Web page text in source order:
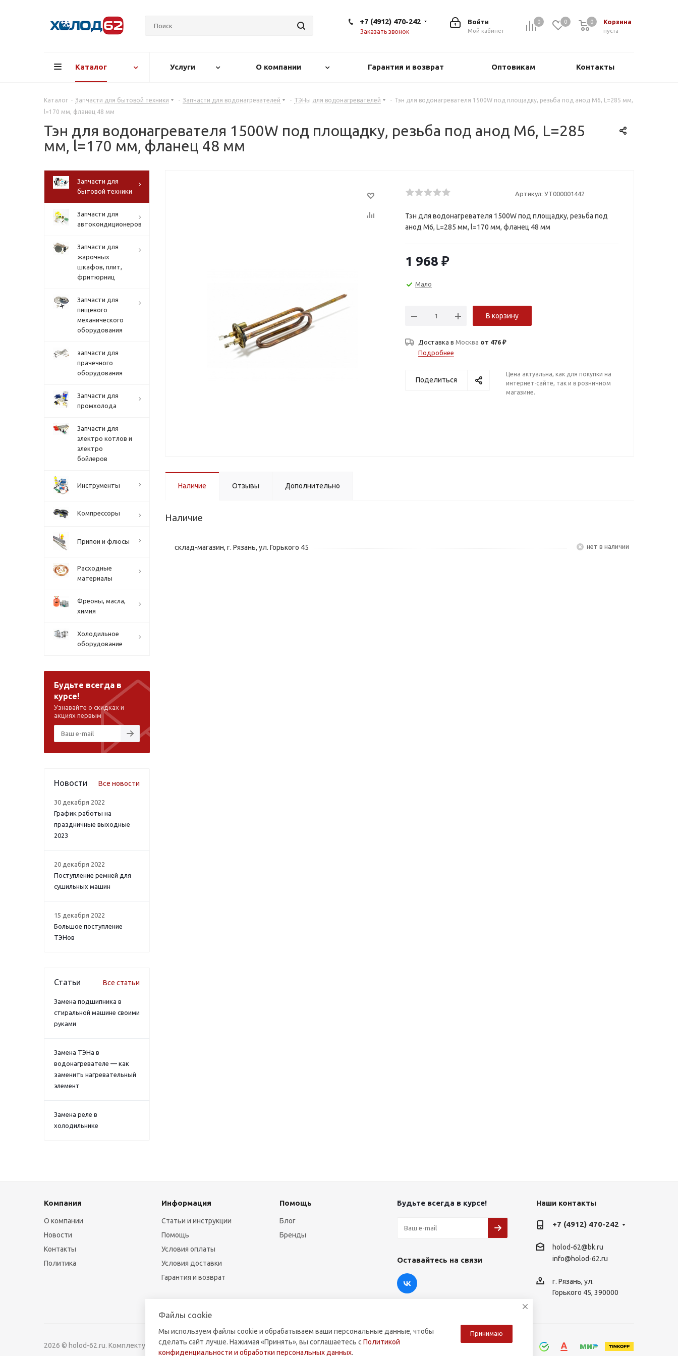
0 0 Корзина
0
пуста
0
Войти
Мой кабинет
+7 (4912) 470-242
Заказать звонок
Каталог Услуги О компании Гарантия и возврат Оптовикам Контакты
Каталог - Запчасти для бытовой техники - Запчасти для водонагревателей - ТЭНы для водонагревателей - Тэн для водонагревателя 1500W под площадку, резьба под анод М6, L=285 мм,
l=170 мм, фланец 48 мм
Тэн для водонагревателя 1500W под площадку, резьба под анод М6, L=285
мм, l=170 мм, фланец 48 мм
Артикул: УТ000001442
Тэн для водонагревателя 1500W под площадку, резьба под
анод М6, L=285 мм, l=170 мм, фланец 48 мм
1 968 ₽
Мало
В корзину
Доставка в Москва от 476 ₽
Подробнее
Поделиться
Цена актуальна, как для покупки на
интернет-сайте, так и в розничном
магазине.
Наличие Отзывы Дополнительно
Наличие
склад-магазин, г. Рязань, ул. Горького 45 Нет в наличии
Запчасти для
бытовой техники
Запчасти для
автокондиционеров
Запчасти для
жарочных
шкафов, плит,
фритюрниц
Запчасти для
пищевого
механического
оборудования
запчасти для
прачечного
оборудования
Запчасти для
промхолода
Запчасти для
электро котлов и
электро
бойлеров
Инструменты
Компрессоры
Припои и флюсы
Расходные
материалы
Фреоны, масла,
химия
Холодильное
оборудование
Будьте всегда в
курсе!
Узнавайте о скидках и
акциях первым
Новости Все новости
30 декабря 2022
График работы на
праздничные выходные
2023
20 декабря 2022
Поступление ремней для
сушильных машин
15 декабря 2022
Большое поступление
ТЭНов
Статьи Все статьи
Замена подшипника в
стиральной машине своими
руками
Замена ТЭНа в
водонагревателе — как
заменить нагревательный
элемент
Замена реле в
холодильнике
Компания
О компании
Новости
Контакты
Политика
Информация
Статьи и инструкции
Помощь
Условия оплаты
Условия доставки
Гарантия и возврат
Помощь
Блог
Бренды
Будьте всегда в курсе!
Оставайтесь на связи
Наши контакты
+7 (4912) 470-242
holod-62@bk.ru
info@holod-62.ru
г. Рязань, ул.
Горького 45, 390000
2026 © holod-62.ru. Комплектующие для бытовой и коммерческой техники.
Файлы cookie
Мы используем файлы cookie и обрабатываем ваши персональные данные, чтобы
сделать сайт лучше. Нажимая «Принять», вы соглашаетесь с Политикой
конфиденциальности и обработки персональных данных.
Принимаю